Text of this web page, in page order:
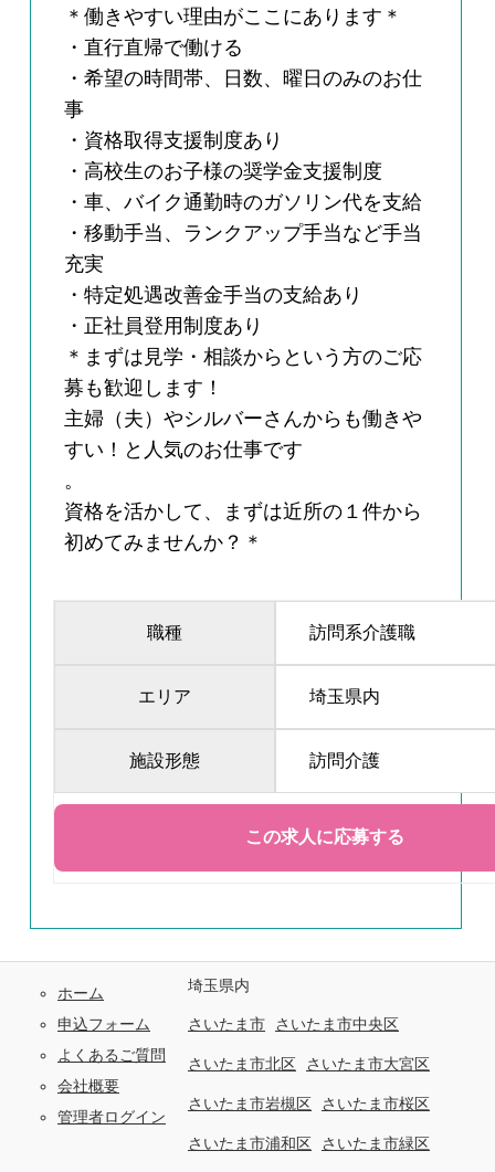
＊働きやすい理由がここにあります＊
・直行直帰で働ける
・希望の時間帯、日数、曜日のみのお仕
事
・資格取得支援制度あり
・高校生のお子様の奨学金支援制度
・車、バイク通勤時のガソリン代を支給
・移動手当、ランクアップ手当など手当
充実
・特定処遇改善金手当の支給あり
・正社員登用制度あり
＊まずは見学・相談からという方のご応
募も歓迎します！
主婦（夫）やシルバーさんからも働きや
すい！と人気のお仕事です
。
資格を活かして、まずは近所の１件から
初めてみませんか？＊
職種 訪問系介護職
エリア 埼玉県内
施設形態 訪問介護
ホーム
申込フォーム
よくあるご質問
会社概要
管理者ログイン
埼玉県内
さいたま市 さいたま市中央区
さいたま市北区 さいたま市大宮区
さいたま市岩槻区 さいたま市桜区
さいたま市浦和区 さいたま市緑区